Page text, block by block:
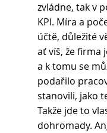
zvládne, tak v
KPI. Míra a
účtě, důležité
ať víš, že firma
a k tomu se
podařilo
stanovili, jako
Takže jde to
dohromady.